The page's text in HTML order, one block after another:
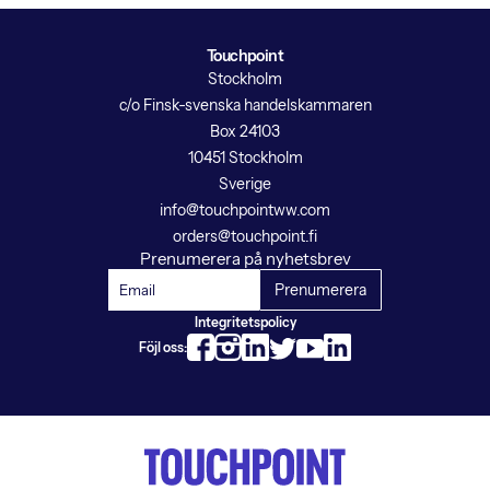
Touchpoint
Stockholm
c/o Finsk-svenska handelskammaren
Box 24103
10451 Stockholm
Sverige
info@touchpointww.com
orders@touchpoint.fi
Prenumerera på nyhetsbrev
Integritetspolicy
Föjl oss: